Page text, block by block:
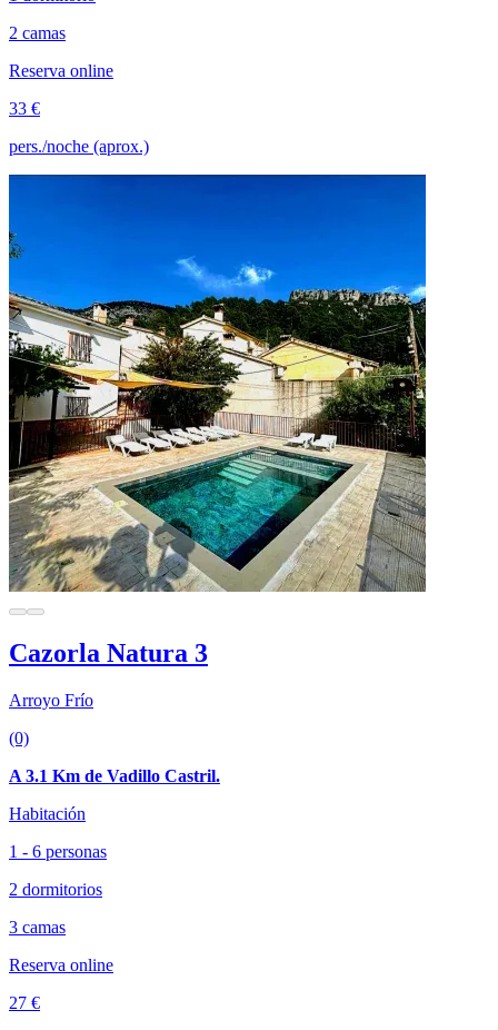
2 camas
Reserva online
33 €
pers./noche (aprox.)
Cazorla Natura 3
Arroyo Frío
(0)
A 3.1 Km de Vadillo Castril.
Habitación
1 - 6 personas
2 dormitorios
3 camas
Reserva online
27 €